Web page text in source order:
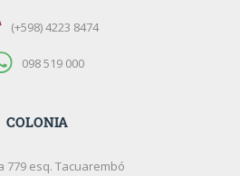
(+598) 4223 8474
098 519 000
COLONIA
779 esq. Tacuarembó